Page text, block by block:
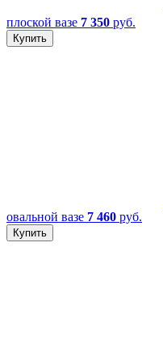
плоской вазе 7 350 руб.
Купить
овальной вазе 7 460 руб.
Купить